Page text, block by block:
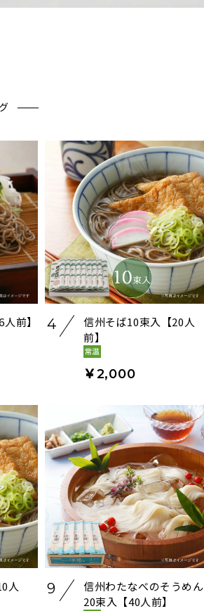
前】 4
信州そば10束入【20人
前】
￥2,000
人
9
信州わたなべのそうめん
20束入【40人前】